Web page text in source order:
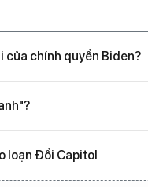
chính quyền Biden?
loạn Đồi Capitol